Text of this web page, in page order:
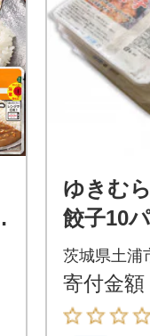
ゆきむ
餃子10
り)
茨城県土浦
寄付金額